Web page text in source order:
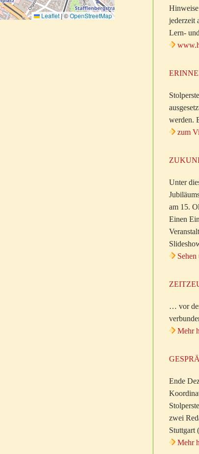
Leaflet|©OpenStreetMap
jederzeit
Lern-
werden.
zum
Unter
am 15.
Einen
Sehen
… vor
Mehr
Ende
zwei
Stuttgart
Mehr